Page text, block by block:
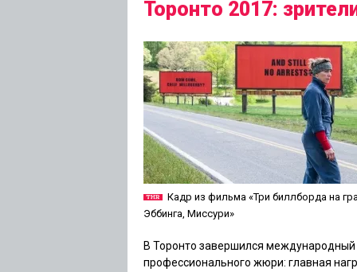
Торонто 2017:
Кадр из фильма «Три биллборда на
Эббинга, Миссури»
В Торонто завершился международный
профессионального жюри: главная